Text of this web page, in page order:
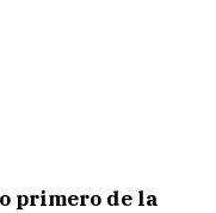
primero de la